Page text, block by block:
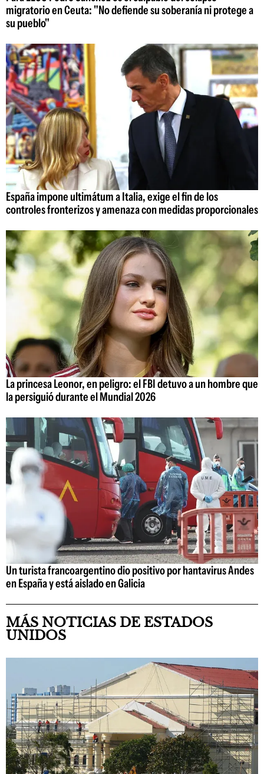
migratorio en Ceuta: "No defiende su soberanía ni protege a
su pueblo"
España impone ultimátum a Italia, exige el fin de los
controles fronterizos y amenaza con medidas proporcionales
La princesa Leonor, en peligro: el FBI detuvo a un hombre que
la persiguió durante el Mundial 2026
Un turista francoargentino dio positivo por hantavirus Andes
en España y está aislado en Galicia
MÁS NOTICIAS DE ESTADOS
UNIDOS